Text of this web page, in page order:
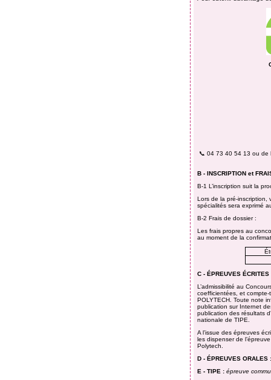
📞 04 73 40 54 13 ou de
B - INSCRIPTION et
B-1 L’inscription suit la
Lors de la pré-inscription,
spécialités sera exprimé
B-2 Frais de dossier :
Les frais propres au
au moment de la
C - ÉPREUVES
L’admissibilité au
coefficientées, et compte-
POLYTECH. Toute note
publication sur Internet
publication des résultats
nationale de TIPE.
A l’issue des épreuves
les dispenser de
Polytech.
D - ÉPREUVES ORALES
E - TIPE : épreuve